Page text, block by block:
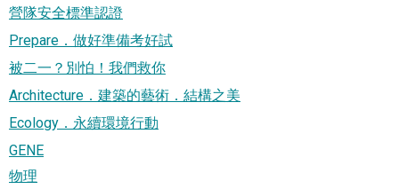
營隊安全標準認證
Prepare．做好準備考好試
被二一？別怕！我們救你
Architecture．建築的藝術．結構之美
Ecology．永續環境行動
GENE
物理